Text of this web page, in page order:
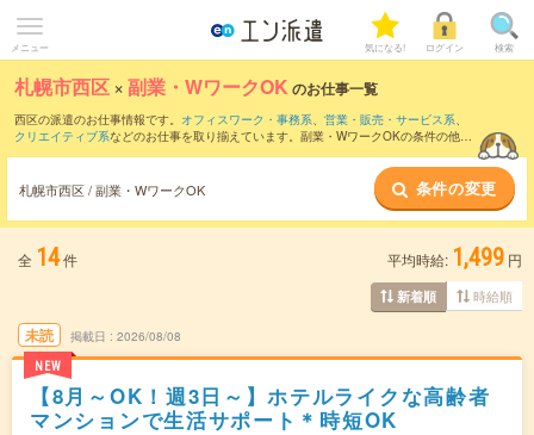
メニュー 気になる! ログイン 検索
札幌市西区 ×副業・WワークOK のお仕事一覧
西区の派遣のお仕事情報です。 オフィスワーク・事務系、 営業・販売・サービス系、
クリエイティブ系などのお仕事を取り揃えています。副業・WワークOKの条件の他
札幌市西区 / 副業・WワークOK 条件の変更
全 14件 平均時給: 1,499 円
新着順 時給順
未読
NEW
掲載日 2026/08/08
【8月～OK！週3日～】ホテルライクな高齢者
マンションで生活サポート＊時短OK